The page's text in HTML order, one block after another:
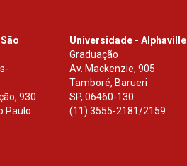
930
Paulo
Universidade - Alphaville
Graduação
Av. Mackenzie, 905
Tamboré, Barueri
SP,06460-130
(11) 3555-2181/2159